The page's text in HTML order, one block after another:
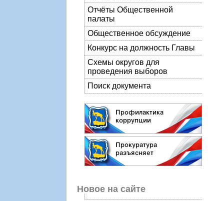
Отчёты Общественной
палаты
Общественное обсуждение
Конкурс на должность Главы
Схемы округов для
проведения выборов
Поиск документа
Новое на сайте